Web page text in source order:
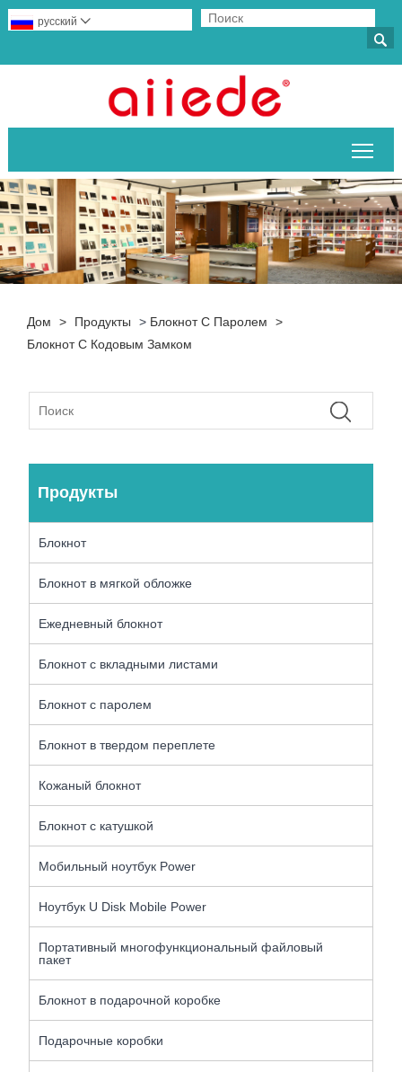

русский 
Дом > Продукты > Блокнот С Паролем
>
Блокнот С Кодовым Замком
Продукты
Блокнот
Блокнот в мягкой обложке
Ежедневный блокнот
Блокнот с вкладными листами
Блокнот с паролем
Блокнот в твердом переплете
Кожаный блокнот
Блокнот с катушкой
Мобильный ноутбук Power
Ноутбук U Disk Mobile Power
Портативный многофункциональный файловый
пакет
Блокнот в подарочной коробке
Подарочные коробки